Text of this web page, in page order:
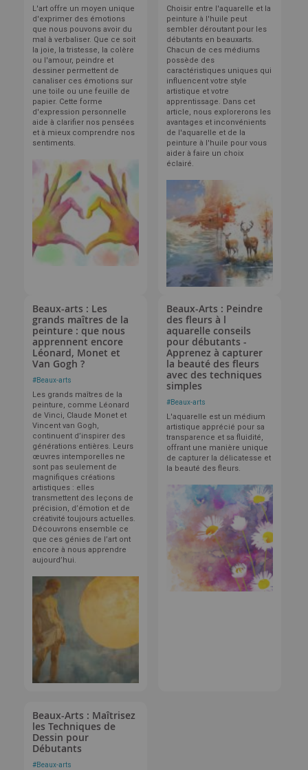
L'art offre un moyen unique
d'exprimer des émotions
que nous pouvons avoir du
mal à verbaliser. Que ce soit
la joie, la tristesse, la colère
ou l'amour, peindre et
dessiner permettent de
canaliser ces émotions sur
une toile ou une feuille de
papier. Cette forme
d'expression personnelle
aide à clarifier nos pensées
et à mieux comprendre nos
sentiments.
Choisir entre l'aquarelle et la
peinture à l'huile peut
sembler déroutant pour les
débutants en beauxarts.
Chacun de ces médiums
possède des
caractéristiques uniques qui
influencent votre style
artistique et votre
apprentissage. Dans cet
article, nous explorerons les
avantages et inconvénients
de l'aquarelle et de la
peinture à l'huile pour vous
aider à faire un choix
éclairé.
Beaux-arts : Les
grands maîtres de la
peinture : que nous
apprennent encore
Léonard, Monet et
Van Gogh ?
#Beaux-arts
Les grands maîtres de la
peinture, comme Léonard
de Vinci, Claude Monet et
Vincent van Gogh,
continuent d’inspirer des
générations entières. Leurs
œuvres intemporelles ne
sont pas seulement de
magnifiques créations
artistiques : elles
transmettent des leçons de
précision, d’émotion et de
créativité toujours actuelles.
Découvrons ensemble ce
que ces génies de l’art ont
encore à nous apprendre
aujourd’hui.
Beaux-Arts : Peindre
des fleurs à l
aquarelle conseils
pour débutants -
Apprenez à capturer
la beauté des fleurs
avec des techniques
simples
#Beaux-arts
L'aquarelle est un médium
artistique apprécié pour sa
transparence et sa fluidité,
offrant une manière unique
de capturer la délicatesse et
la beauté des fleurs.
Beaux-Arts : Maîtrisez
les Techniques de
Dessin pour
Débutants
#Beaux-arts